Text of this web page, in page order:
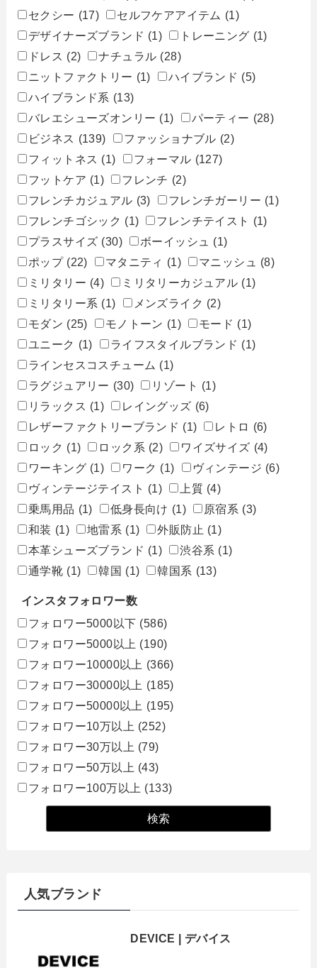
セクシー (17) セルフケアアイテム (1)
デザイナーズブランド (1) トレーニング (1)
ドレス (2) ナチュラル (28)
ニットファクトリー (1) ハイブランド (5)
ハイブランド系 (13)
バレエシューズオンリー (1) パーティー (28)
ビジネス (139) ファッショナブル (2)
フィットネス (1) フォーマル (127)
フットケア (1) フレンチ (2)
フレンチカジュアル (3) フレンチガーリー (1)
フレンチゴシック (1) フレンチテイスト
(1)
プラスサイズ (30) ボーイッシュ
(1)
ポップ (22) マタニティ (1) マニッシュ
(8)
ミリタリー (4) ミリタリーカジュアル (1)
ミリタリー系 (1) メンズライク (2)
モダン (25) モノトーン (1) モード (1)
ユニーク (1) ライフスタイルブランド (1)
ラインセスコスチューム (1)
ラグジュアリー (30) リゾート (1)
リラックス (1) レイングッズ (6)
レザーファクトリーブランド (1) レトロ (6)
ロック (1) ロック系 (2) ワイズサイズ (4)
ワーキング (1) ワーク (1) ヴィンテージ (6)
ヴィンテージテイスト (1) 上質 (4)
乗馬用品 (1) 低身長向け (1) 原宿系 (3)
和装 (1) 地雷系 (1) 外販防止 (1)
本革シューズブランド (1) 渋谷系 (1)
通学靴 (1) 韓国 (1) 韓国系 (13)
インスタフォロワー数
フォロワー5000以下 (586)
フォロワー5000以上 (190)
フォロワー10000以上 (366)
フォロワー30000以上 (185)
フォロワー50000以上 (195)
フォロワー10万以上 (252)
フォロワー30万以上 (79)
フォロワー50万以上 (43)
フォロワー100万以上 (133)
人気ブランド
DEVICE | デバイス